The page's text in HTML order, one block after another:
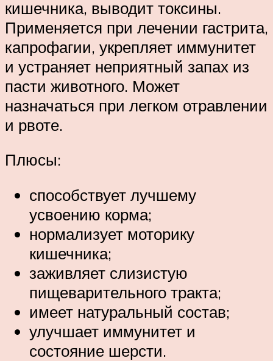
кишечника, выводит токсины.
Применяется при лечении гастрита,
капрофагии, укрепляет иммунитет
и устраняет неприятный запах из
пасти животного. Может
назначаться при легком отравлении
и рвоте.
Плюсы:
способствует лучшему
усвоению корма;
нормализует моторику
кишечника;
заживляет слизистую
пищеварительного тракта;
имеет натуральный состав;
улучшает иммунитет и
состояние шерсти.